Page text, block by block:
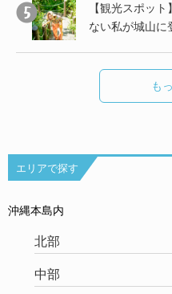
【観光スポッ
ない私が城山に
も
エリアで探す
沖縄本島内
北部
中部